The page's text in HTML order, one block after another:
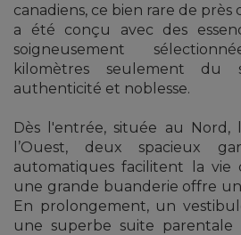
canadiens, ce bien rare de près
a été conçu avec des
soigneusement
kilomètres seulement du
authenticité et noblesse.
Dès l'entrée, située au
l’Ouest, deux spacieux
automatiques facilitent la vie
une grande buanderie offre
En prolongement, un
une superbe suite parentale